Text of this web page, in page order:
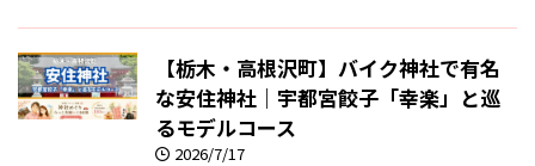
【栃木・高根沢町】バイク神社で有名
な安住神社｜宇都宮餃子「幸楽」と巡
るモデルコース
2026/7/17